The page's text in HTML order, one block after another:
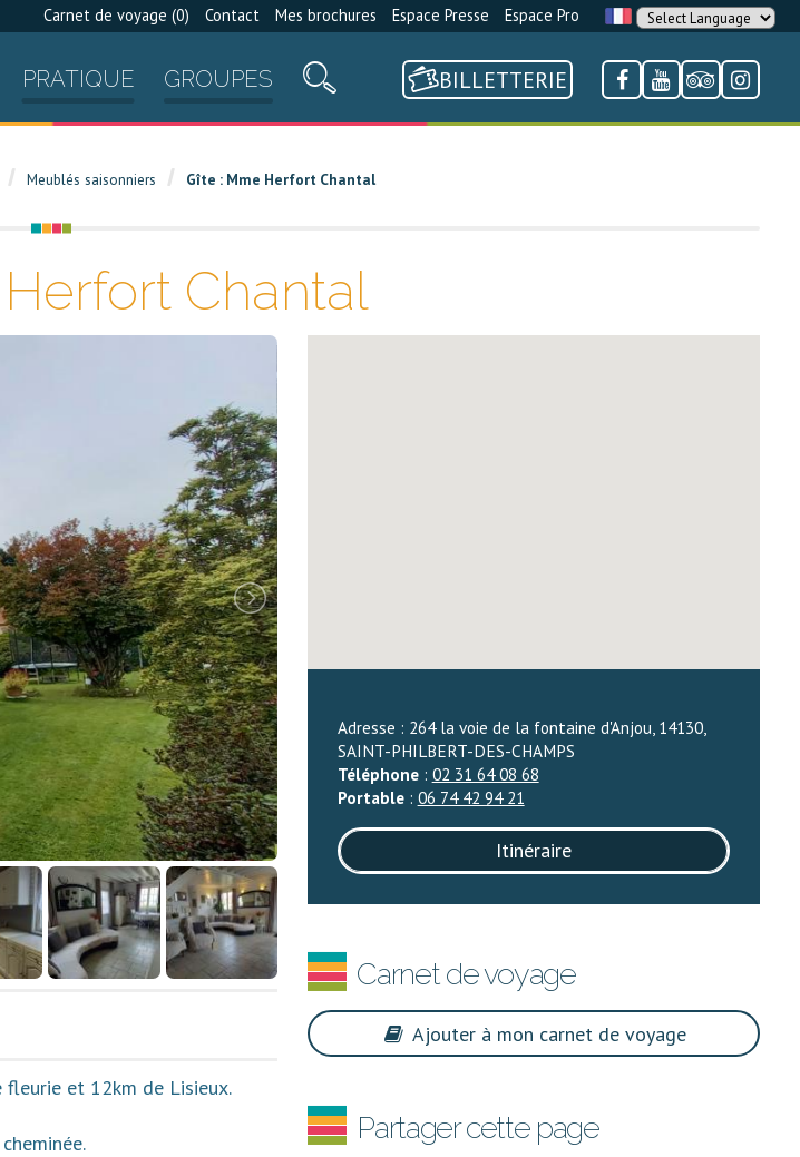
Carnet de voyage (0) Contact Mes brochures Espace Presse Espace Pro
PRATIQUE GROUPES BILLETTERIE
Meublés saisonniers Gîte : Mme Herfort Chantal
Chantal
fleurie et 12km de Lisieux.
Adresse : 264 la voie de la fontaine d'Anjou, 14130,
SAINT-PHILBERT-DES-CHAMPS
Téléphone: 02 31 64 08 68
Portable: 06 74 42 94 21
Itinéraire
Carnet de voyage
Ajouter à mon carnet de voyage
Partager cette page